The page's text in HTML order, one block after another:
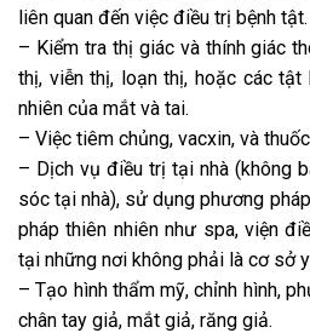
liên quan đến việc điều trị bệnh tật.
– Kiểm tra thị giác và thính giác
thị, viễn thị, loạn thị, hoặc các
nhiên của mắt và tai.
– Việc tiêm chủng, vacxin, và
– Dịch vụ điều trị tại nhà (không
sóc tại nhà), sử dụng phương
pháp thiên nhiên như spa, viện
tại những nơi không phải là cơ sở
– Tạo hình thẩm mỹ, chỉnh hình,
chân tay giả, mắt giả, răng giả.